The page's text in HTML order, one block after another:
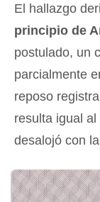
El hallazgo
principio de
postulado, un
parcialmente
reposo
resulta igual
desalojó con